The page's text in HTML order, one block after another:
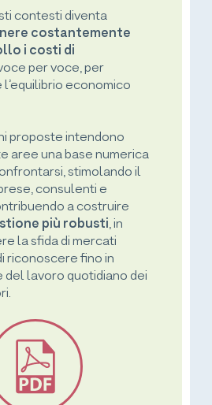
contesti diventa
costantemente
i costi di
per voce, per
economico
proposte intendono
aree una base numerica
stimolando il
consulenti e
a costruire
più robusti, in
la sfida di mercati
riconoscere fino in
lavoro quotidiano dei